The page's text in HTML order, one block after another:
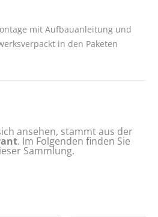
mit Aufbauanleitung und
in den Paketen
ansehen, stammt aus der
. Im Folgenden finden Sie
Sammlung.